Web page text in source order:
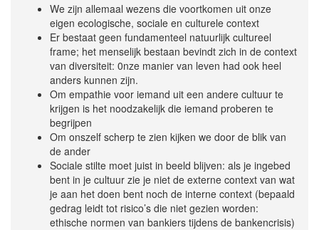
We zijn allemaal wezens die voortkomen uit onze
eigen ecologische, sociale en culturele context
Er bestaat geen fundamenteel natuurlijk cultureel
frame; het menselijk bestaan bevindt zich in de context
van diversiteit: 0nze manier van leven had ook heel
anders kunnen zijn.
Om empathie voor iemand uit een andere cultuur te
krijgen is het noodzakelijk die iemand proberen te
begrijpen
Om onszelf scherp te zien kijken we door de blik van
de ander
Sociale stilte moet juist in beeld blijven: als je ingebed
bent in je cultuur zie je niet de externe context van wat
je aan het doen bent noch de interne context (bepaald
gedrag leidt tot risico’s die niet gezien worden:
ethische normen van bankiers tijdens de bankencrisis)